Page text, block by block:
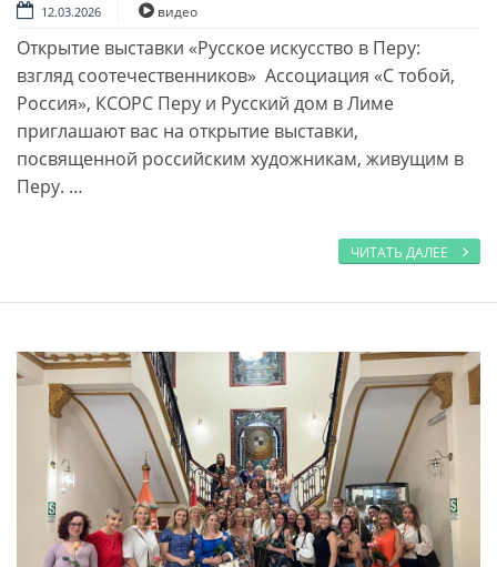
12.03.2026 видео
Открытие выставки «Русское искусство в Перу:
взгляд соотечественников» Ассоциация «С тобой,
Россия», КСОРС Перу и Русский дом в Лиме
приглашают вас на открытие выставки,
посвященной российским художникам, живущим в
Перу. …
ЧИТАТЬ ДАЛЕЕ